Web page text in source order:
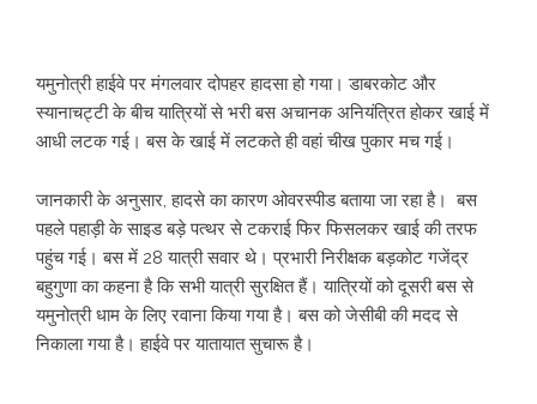
यमुनोत्री हाईवे पर मंगलवार दोपहर हादसा हो गया। डाबरकोट और
स्यानाचट्टी के बीच यात्रियों से भरी बस अचानक अनियंत्रित होकर खाई में
आधी लटक गई। बस के खाई में लटकते ही वहां चीख पुकार मच गई।
जानकारी के अनुसार, हादसे का कारण ओवरस्पीड बताया जा रहा है। बस
पहले पहाड़ी के साइड बड़े पत्थर से टकराई फिर फिसलकर खाई की तरफ
पहुंच गई। बस में 28 यात्री सवार थे। प्रभारी निरीक्षक बड़कोट गजेंद्र
बहुगुणा का कहना है कि सभी यात्री सुरक्षित हैं। यात्रियों को दूसरी बस से
यमुनोत्री धाम के लिए रवाना किया गया है। बस को जेसीबी की मदद से
निकाला गया है। हाईवे पर यातायात सुचारू है।